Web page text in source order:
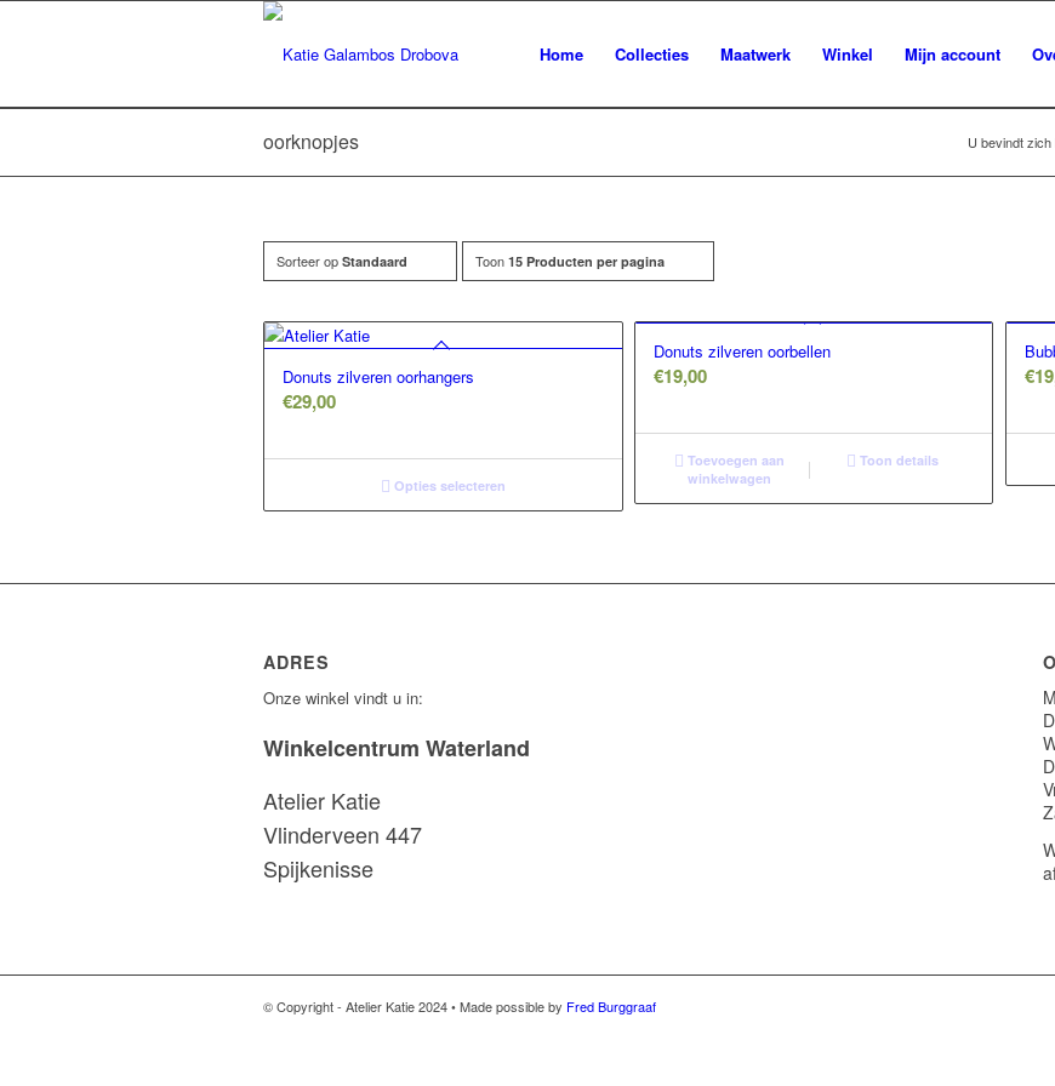
Home Collecties Maatwerk Winkel Mijn account
oorknopjes U bevindt zich
Sorteer op Standaard Toon 15 Producten per pagina
Donuts zilveren oorhangers
€29,00
Opties selecteren
Donuts zilveren oorbellen
€19,00
Toevoegen aan
winkelwagen
Toon details
€
ADRES
Onze winkel vindt u in:
Winkelcentrum Waterland
Atelier Katie
Vlinderveen 447
Spijkenisse
© Copyright - Atelier Katie 2024 • Made possible by Fred Burggraaf